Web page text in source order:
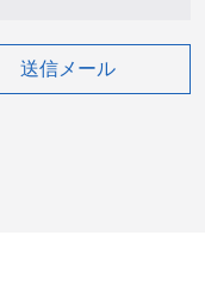
送信メール